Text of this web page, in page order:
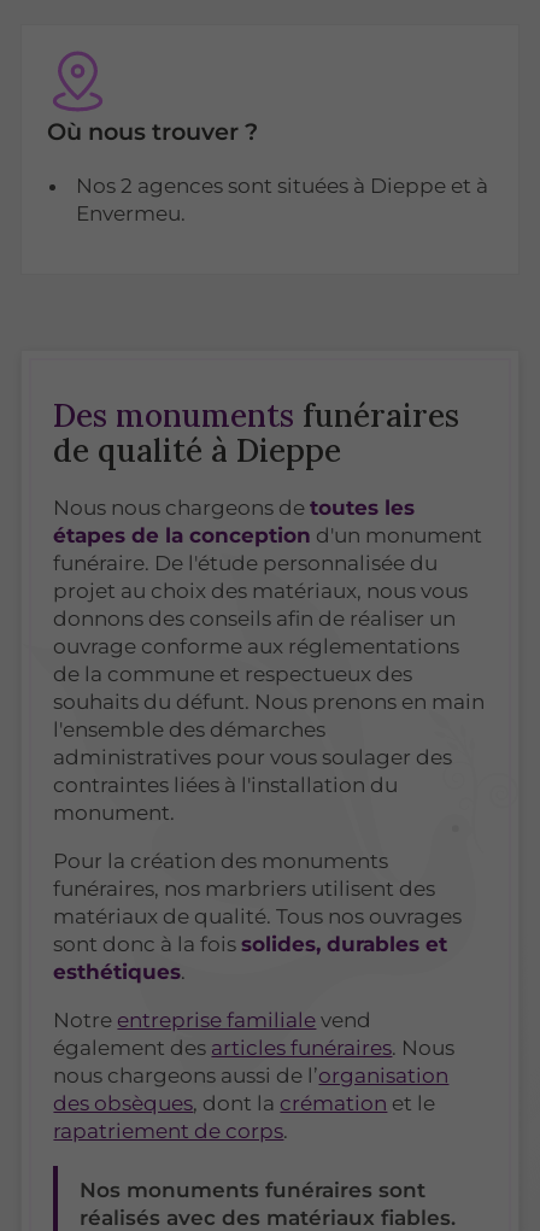
Où nous trouver ?
Nos 2 agences sont situées à Dieppe et à
Envermeu.
Des monuments funéraires
de qualité à Dieppe
Nous nous chargeons detoutes les
étapes de la conception d'un monument
funéraire. De l'étude personnalisée du
projet au choix des matériaux, nous vous
donnons des conseils afin de réaliser un
ouvrage conforme aux réglementations
de la commune et respectueux des
souhaits du défunt. Nous prenons en main
l'ensemble des démarches
administratives pour vous soulager des
contraintes liées à l'installation du
monument.
Pour la création des monuments
funéraires, nos marbriers utilisent des
matériaux de qualité. Tous nos ouvrages
sont donc à la foissolides, durables et
esthétiques.
Notre entreprise familiale vend
également des articles funéraires. Nous
nous chargeons aussi de l’organisation
des obsèques, dont la crémation et le
rapatriement de corps.
Nos monuments funéraires sont
réalisés avec des matériaux fiables.